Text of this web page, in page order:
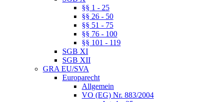
§§ 1 - 25
§§ 26 - 50
§§ 51 - 75
§§ 76 - 100
§§ 101 - 119
SGB XI
SGB XII
GRA EU/SVA
Europarecht
Allgemein
VO (EG) Nr. 883/2004